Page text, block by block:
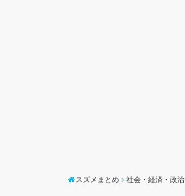
スズメまとめ 社会・経済・政治